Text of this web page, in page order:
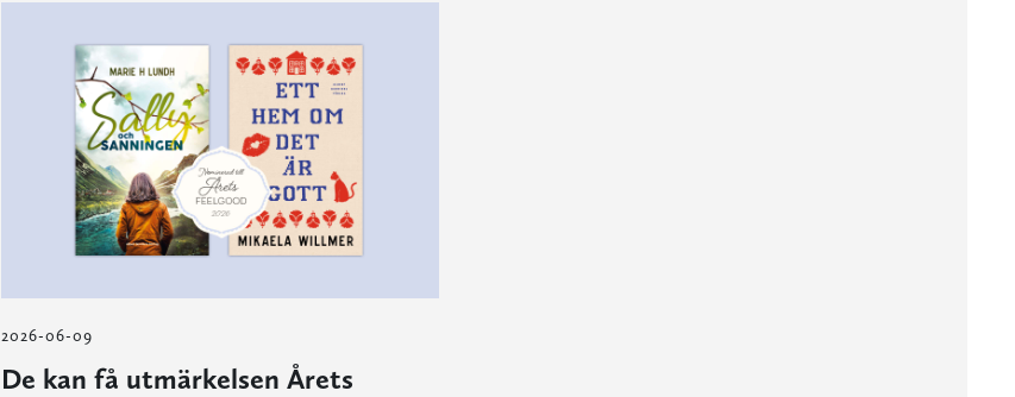
2026-06-09
De kan få utmärkelsen Årets